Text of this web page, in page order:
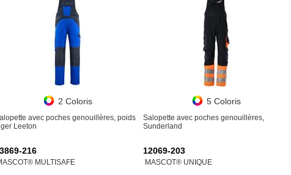
2 Coloris
avec poches genouillères, poids
Leeton
5 Coloris
Salopette avec poches genouillères,
Sunderland
216
MULTISAFE
12069-203
MASCOT® UNIQUE